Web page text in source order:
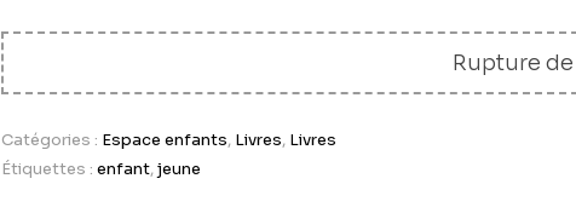
Rupture
Catégories : Espace enfants, Livres, Livres
Étiquettes : enfant,jeune